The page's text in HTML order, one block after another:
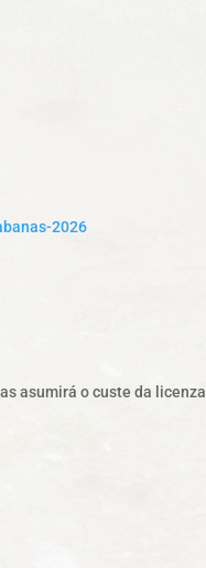
2026
asumirá o custe da licenza